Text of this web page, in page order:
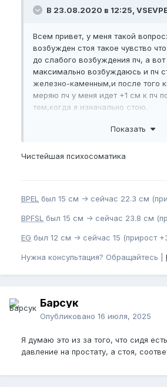
В 23.08.2020 в 12:25,
Всем привет, у меня такой
возбужден стоя такое чувство
до слабого возбуждения пч, а
максимально возбуждаюсь и пч
железно-каменным,и после того
меряю пч у меня идет +1 см к пч
тем,когда я изначально стою.
Показать
Чистейшая психосоматика
BPEL был 15 см -> сейчас 22.3 см
BPFSL был 15 см -> сейчас 23.8 см
EG был 12 см -> сейчас 15 (прирост
Нужна консультация? Обращайтесь |
Барсук
Опубликовано 16 июля, 2025
Я думаю это из за того, что сидя
давление на простату, а стоя,